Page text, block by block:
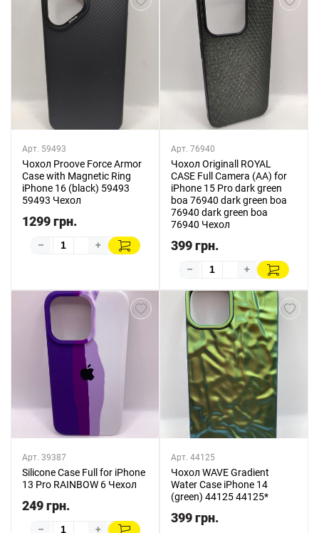
Арт. 59493
Чохол Proove Force Armor
Case with Magnetic Ring
iPhone 16 (black) 59493
59493 Чехол
1299 грн.
– +
Арт. 76940
Чохол Originall ROYAL
CASE Full Camera (AA) for
iPhone 15 Pro dark green
boa 76940 dark green boa
76940 dark green boa
76940 Чехол
399 грн.
– +
Арт. 39387
Silicone Case Full for iPhone
13 Pro RAINBOW 6 Чехол
249 грн.
– +
Арт. 44125
Чохол WAVE Gradient
Water Case iPhone 14
(green) 44125 44125*
399 грн.